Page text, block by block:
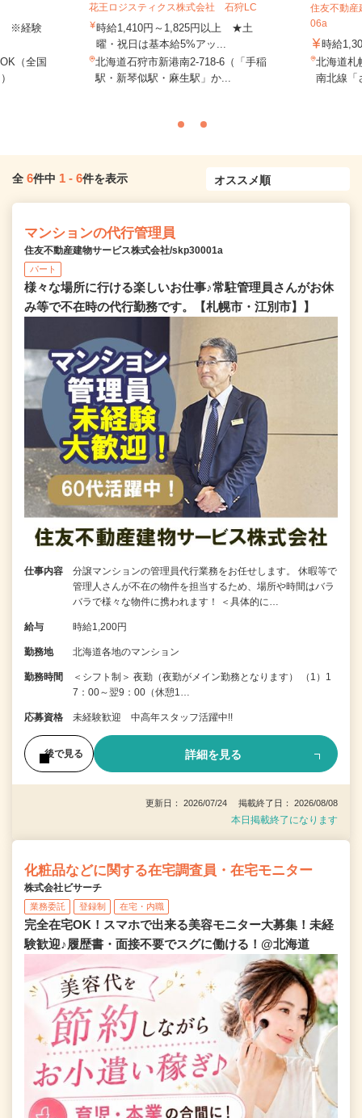
※経験
（全国
花王ロジスティクス株式会社 石狩LC
時給1,410円～1,825円以上 ★土
曜・祝日は基本給5%アッ...
北海道石狩市新港南2-718-6（「手稲
駅・新琴似駅・麻生駅」か...
住友不動産
06a
時給
北海道札
南北線「
全 6件中 1 - 6件を表示
マンションの代行管理員
住友不動産建物サービス株式会社/skp30001a
パート
様々な場所に行ける楽しいお仕事♪常駐管理員さんがお休
み等で不在時の代行勤務です。【札幌市・江別市】】
仕事内容
分譲マンションの管理員代行業務をお任せします。 休暇等で
管理人さんが不在の物件を担当するため、場所や時間はバラ
バラで様々な物件に携われます！ ＜具体的に…
給与 時給1,200円
勤務地 北海道各地のマンション
勤務時間
＜シフト制＞ 夜勤（夜勤がメイン勤務となります） （1）1
7：00～翌9：00（休憩1…
応募資格 未経験歓迎 中高年スタッフ活躍中!!
後で見る 詳細を見る
更新日： 2026/07/24 掲載終了日： 2026/08/08
本日掲載終了になります
化粧品などに関する在宅調査員・在宅モニター
株式会社ビサーチ
業務委託 登録制 在宅・内職
完全在宅OK！スマホで出来る美容モニター大募集！未経
験歓迎♪履歴書・面接不要でスグに働ける！@北海道